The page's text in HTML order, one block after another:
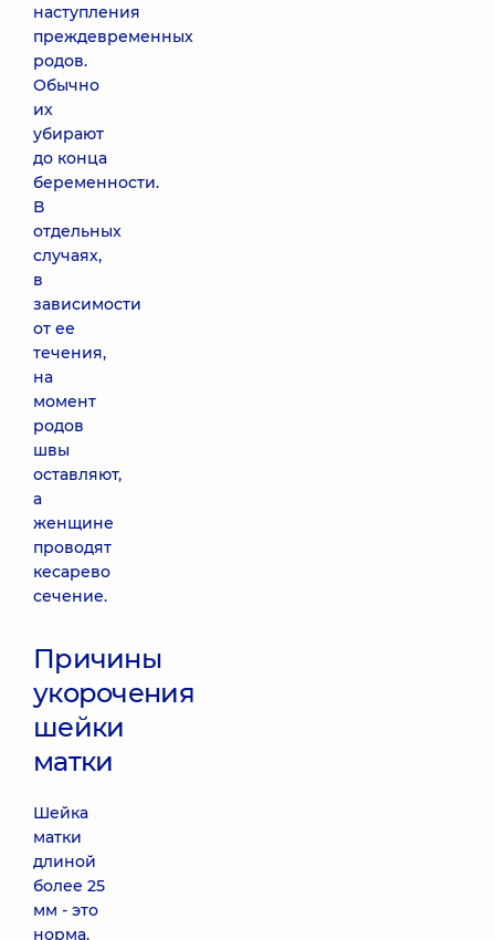
наступления
преждевременных
родов.
Обычно
их
убирают
до конца
беременности.
В
отдельных
случаях,
в
зависимости
от ее
течения,
на
момент
родов
швы
оставляют,
а
женщине
проводят
кесарево
сечение.
Причины
укорочения
шейки
матки
Шейка
матки
длиной
более 25
мм - это
норма.